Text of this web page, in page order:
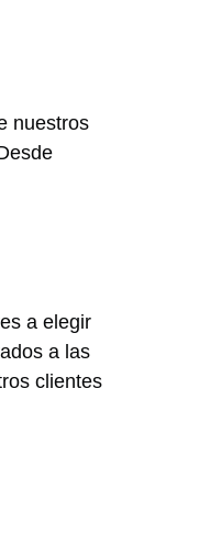
nuestros
a elegir
a las
clientes